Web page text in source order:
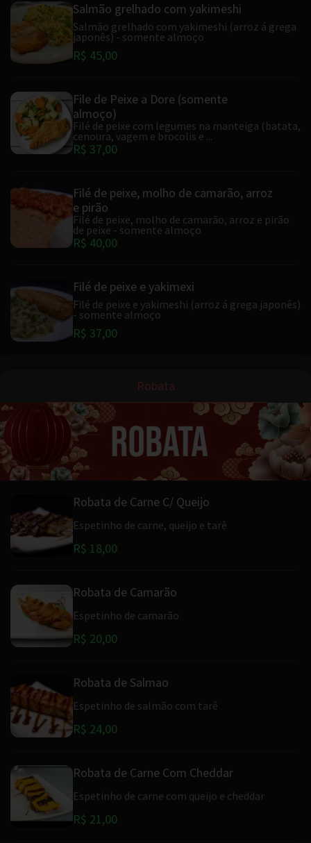
Salmão grelhado com yakimeshi
Salmão grelhado com yakimeshi (arroz á grega
japonês) - somente almoço
R$ 45,00
File de Peixe a Dore (somente
almoço)
Filé de peixe com legumes na manteiga (batata,
cenoura, vagem e brocolis e ...
R$ 37,00
Filé de peixe, molho de camarão, arroz
e pirão
Filé de peixe, molho de camarão, arroz e pirão
de peixe - somente almoço
R$ 40,00
Filé de peixe e yakimexi
Filé de peixe e yakimeshi (arroz á grega japonês)
- somente almoço
R$ 37,00
Robata
Robata de Carne C/ Queijo
Espetinho de carne, queijo e tarê
R$ 18,00
Robata de Camarão
Espetinho de camarão
R$ 20,00
Robata de Salmao
Espetinho de salmão com tarê
R$ 24,00
Robata de Carne Com Cheddar
Espetinho de carne com queijo e cheddar
R$ 21,00